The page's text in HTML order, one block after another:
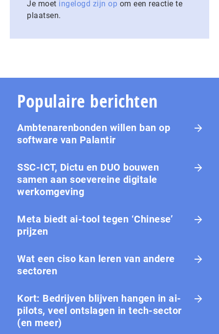
Je moet ingelogd zijn op om een reactie te
plaatsen.
Populaire berichten
Ambtenarenbonden willen ban op
software van Palantir
SSC-ICT, Dictu en DUO bouwen
samen aan soevereine digitale
werkomgeving
Meta biedt ai-tool tegen ‘Chinese’
prijzen
Wat een ciso kan leren van andere
sectoren
Kort: Bedrijven blijven hangen in ai-
pilots, veel ontslagen in tech-sector
(en meer)